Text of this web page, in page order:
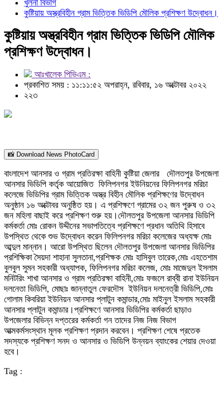
খুলনা বিভাগ
কুষ্টিয়ায় অস্ত্রবিহীন গ্রাম ভিত্তিক ভিডিপি মৌলিক প্রশিক্ষণ উদ্বোধন।
কুষ্টিয়ায় অস্ত্রবিহীন গ্রাম ভিত্তিক ভিডিপি মৌলিক
প্রশিক্ষণ উদ্বোধন।
আঃখালেক পিভিএম :
প্রকাশিত সময় : ১১:১১:৫২ অপরাহ্ন, রবিবার, ১৬ অক্টোবর ২০২২
২২৩
📸 Download News PhotoCard
বাংলাদেশ আনসার ও গ্রাম প্রতিরক্ষা বাহিনী কুষ্টিয়া জেলার দৌলতপুর উপজেলা
আনসার ভিডিপি কর্তৃক আয়োজিত ফিলিপনগর ইউনিয়নের ফিলিপনগর মরিচা
কলেজে ভিডিপির গ্রাম ভিত্তিক অস্ত্র বিহীন মৌলিক প্রশিক্ষণের উদ্বোধন
অনুষ্ঠান ১৬ অক্টোবর অনুষ্ঠিত হয়। এ প্রশিক্ষণে গ্রামের ৩২ জন পুরুষ ও ৩২
জন মহিলা বাছাই করে প্রশিক্ষণ শুরু হয়।দৌলতপুর উপজেলা আনসার ভিডিপি
কর্মকর্তা মোঃ রোকন উদ্দীনের সভাপতিত্বে প্রশিক্ষণে প্রধান অতিথি হিসাবে
উপস্থিত থেকে শুভ উদ্বোধন করেন ফিলিপনগর মরিচা কলেজের অধ্যক্ষ মোঃ
আব্দুল মান্নান। আরো উপস্থিত ছিলেন দৌলতপুর উপজেলা আনসার ভিডিপির
প্রশিক্ষিকা সৈয়দা শাহানা সুলতানা,প্রশিক্ষক মোঃ হাসিবুল তারেক,মোঃ এহতেশাম
বুলবুল সুমন সহকারী অধ্যাপক, ফিলিপনগর মরিচা কলেজ, মোঃ মাজেদুল ইসলাম
মনিটরিং শাখা আনসার ও গ্রাম প্রতিরক্ষা বাহিনী,মোঃ ফজলে রাব্বী রানা ইউনিয়ন
দলনেতা ভিডিপি, মোছাঃ জান্নাতুল ফেরদৌস ইউনিয়ন দলনেত্রী ভিডিপি,মোঃ
গোলাম কিবরিয়া ইউনিয়ন আনসার প্লাটুন কমান্ডার,মোঃ মাইনুল ইসলাম সহকারী
আনসার প্লাটুন কমান্ডার।প্রশিক্ষণে আনসার ভিডিপির কর্মকর্তা ছাড়াও
উপজেলার বিভিন্ন দপ্তরের কর্মকর্তা গন তাদের নিজ নিজ বিভাগ
আত্মকর্মসংস্থান মূলক প্রশিক্ষণ প্রদান করবেন। প্রশিক্ষণ শেষে প্রতেক
সদস্যকে প্রশিক্ষণ সনদ ও আনসার ও ভিডিপি উন্নয়ন ব্যাংকের শেয়ার দেওয়া
হবে।
Tag :